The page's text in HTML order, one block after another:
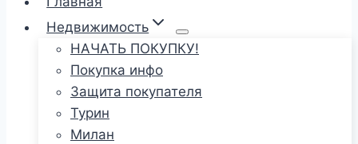
Недвижимость
НАЧАТЬ ПОКУПКУ!
Покупка инфо
Защита покупателя
Турин
Милан